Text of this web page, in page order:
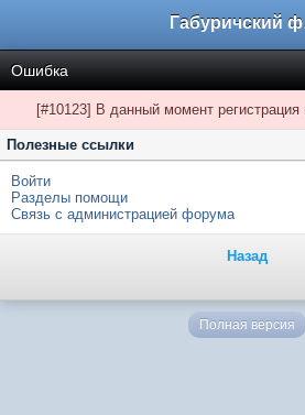
Ошибка
[#10123] В данный момент
Полезные ссылки
Войти
Разделы помощи
Связь с администрацией форума
Назад
Полная версия